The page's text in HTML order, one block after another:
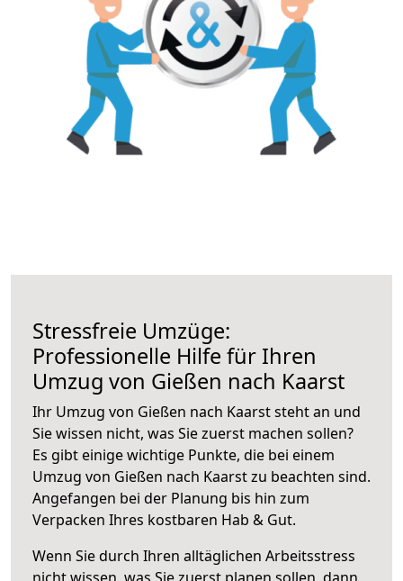
Stressfreie Umzüge:
Professionelle Hilfe für Ihren
Umzug von Gießen nach Kaarst
Ihr Umzug von Gießen nach Kaarst steht an und
Sie wissen nicht, was Sie zuerst machen sollen?
Es gibt einige wichtige Punkte, die bei einem
Umzug von Gießen nach Kaarst zu beachten sind.
Angefangen bei der Planung bis hin zum
Verpacken Ihres kostbaren Hab & Gut.
Wenn Sie durch Ihren alltäglichen Arbeitsstress